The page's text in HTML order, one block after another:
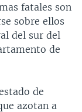
fatales son
sobre ellos
del sur del
de
de
azotan a